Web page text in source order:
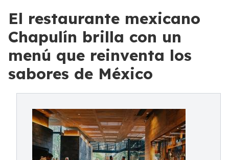
El restaurante mexicano
Chapulín brilla con un
menú que reinventa los
sabores de México